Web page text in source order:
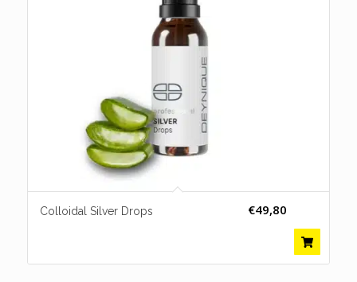
Colloidal Silver Drops €49,80